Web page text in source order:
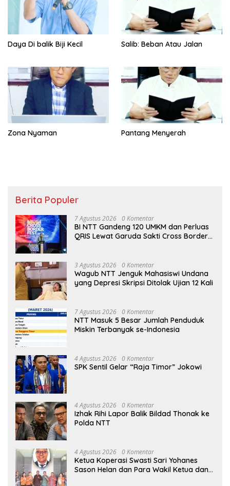
Daya Di balik Biji Kecil Salib: Beban Atau Jalan
Zona Nyaman Pantang Menyerah
Berita Populer
7 Agustus 2026 0 Komentar
BI NTT Gandeng 120 UMKM dan Perluas
QRIS Lewat Garuda Sakti Cross Border
3 Agustus 2026 0 Komentar
Wagub NTT Jenguk Mahasiswi Undana
yang Depresi Skripsi Ditolak Ujian 12 Kali
7 Agustus 2026 0 Komentar
NTT Masuk 5 Besar Jumlah Penduduk
Miskin Terbanyak se-Indonesia
4 Agustus 2026 0 Komentar
SPK Sentil Gelar “Raja Timor” Jokowi
4 Agustus 2026 0 Komentar
Izhak Rihi Lapor Balik Bildad Thonak ke
Polda NTT
4 Agustus 2026 0 Komentar
Ketua Koperasi Swasti Sari Yohanes
Sason Helan dan Para Wakil Ketua dan